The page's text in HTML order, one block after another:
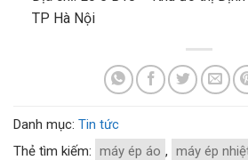
TP Hà Nội
Danh mục: Tin tức
Thẻ tìm kiếm: máy ép áo , máy ép